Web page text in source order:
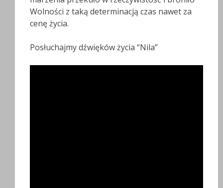
Wolności z taką determinacją czas nawet za
cenę życia.
Posłuchajmy dźwięków życia “Nila”